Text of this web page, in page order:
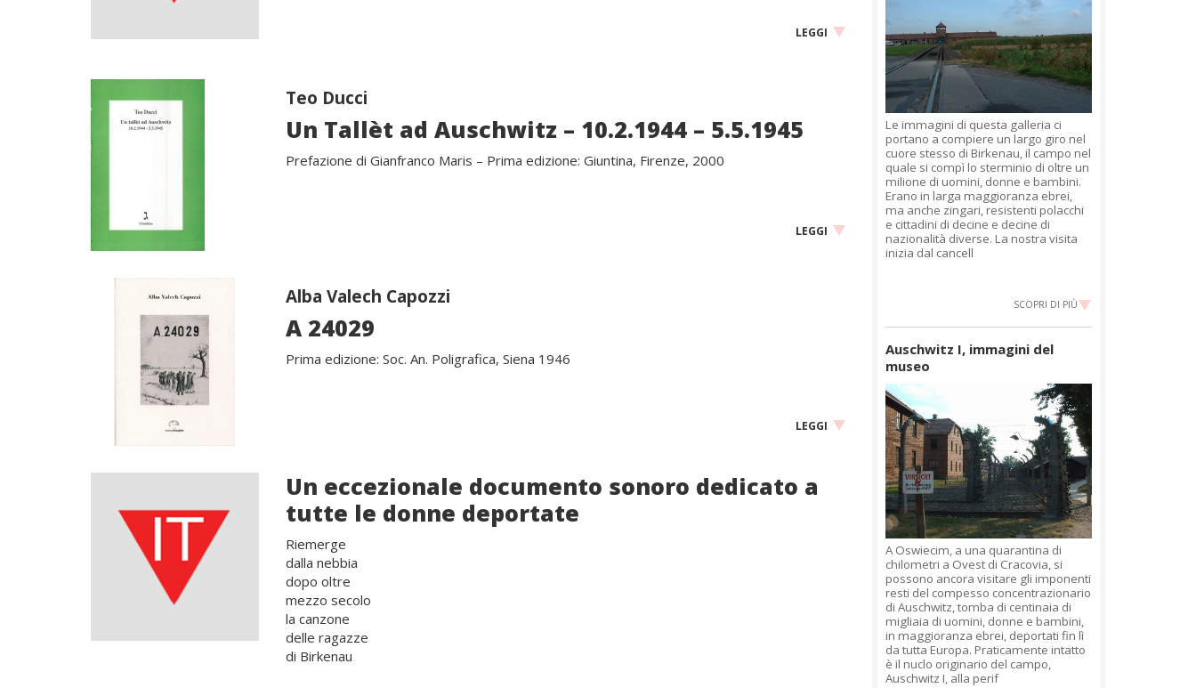
LEGGI
Teo Ducci
Un Tallèt ad Auschwitz – 10.2.1944 – 5.5.1945
Prefazione di Gianfranco Maris – Prima edizione: Giuntina, Firenze, 2000
LEGGI
Alba Valech Capozzi
A 24029
Prima edizione: Soc. An. Poligrafica, Siena 1946
LEGGI
Un eccezionale documento sonoro dedicato a
tutte le donne deportate
Riemerge
dalla nebbia
dopo oltre
mezzo secolo
la canzone
delle ragazze
di Birkenau
Le immagini di questa galleria ci
portano a compiere un largo giro nel
cuore stesso di Birkenau, il campo nel
quale si compì lo sterminio di oltre un
milione di uomini, donne e bambini.
Erano in larga maggioranza ebrei,
ma anche zingari, resistenti polacchi
e cittadini di decine e decine di
nazionalità diverse. La nostra visita
inizia dal cancell
SCOPRI DI PIÙ
Auschwitz I, immagini del
museo
A Oswiecim, a una quarantina di
chilometri a Ovest di Cracovia, si
possono ancora visitare gli imponenti
resti del compesso concentrazionario
di Auschwitz, tomba di centinaia di
migliaia di uomini, donne e bambini,
in maggioranza ebrei, deportati fin lì
da tutta Europa. Praticamente intatto
è il nuclo originario del campo,
Auschwitz I, alla perif